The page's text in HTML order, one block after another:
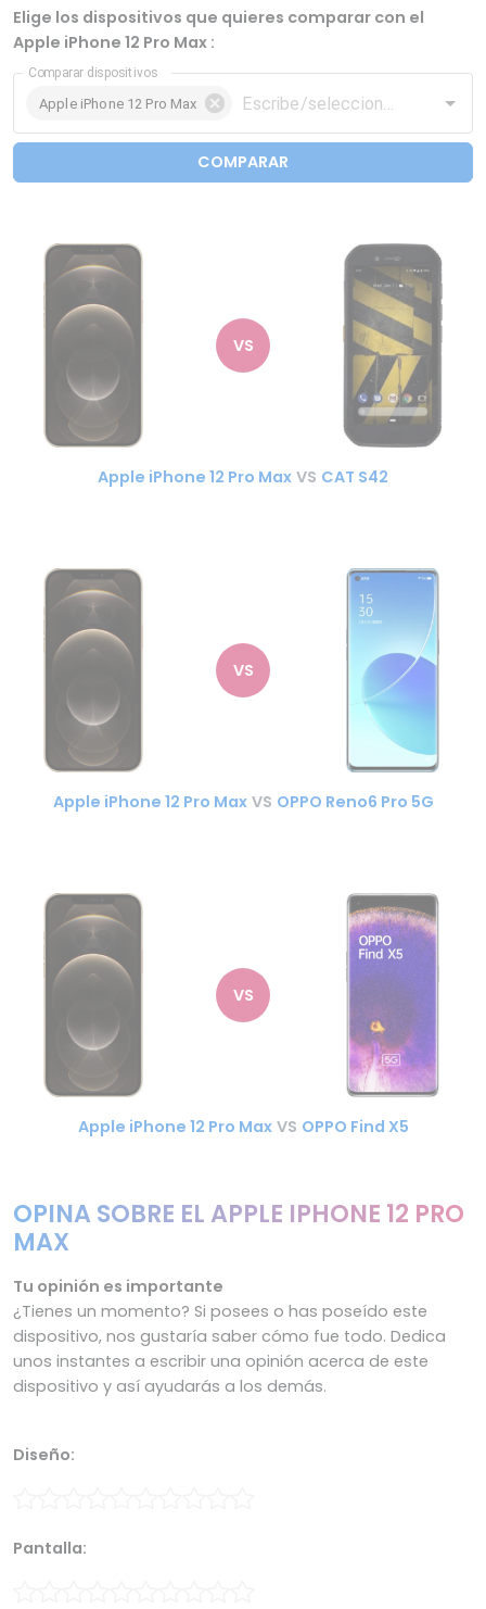
Elige los dispositivos que quieres comparar con el
Apple iPhone 12 Pro Max :
Comparar dispositivos
Apple iPhone 12 Pro Max
COMPARAR
VS
Apple iPhone 12 Pro Max VS CAT S42
VS
Apple iPhone 12 Pro Max VS OPPO Reno6 Pro 5G
VS
Apple iPhone 12 Pro Max VS OPPO Find X5
OPINA SOBRE EL APPLE IPHONE 12 PRO
MAX
Tu opinión es importante
¿Tienes un momento? Si posees o has poseído este
dispositivo, nos gustaría saber cómo fue todo. Dedica
unos instantes a escribir una opinión acerca de este
dispositivo y así ayudarás a los demás.
Diseño:
Pantalla: